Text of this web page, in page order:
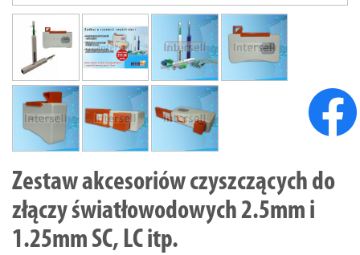
Zestaw akcesoriów czyszczących do
złączy światłowodowych 2.5mm i
1.25mm SC, LC itp.